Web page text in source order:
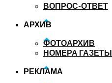
ВОПРОС-ОТВЕТ
АРХИВ
ФОТОАРХИВ
НОМЕРА ГАЗЕТЫ
РЕКЛАМА